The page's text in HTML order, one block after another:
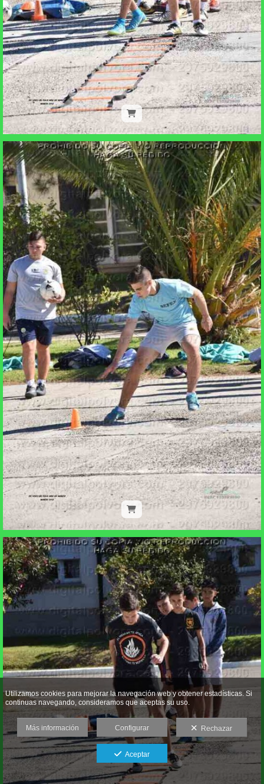
Utilizamos cookies para mejorar la navegación web y obtener estadísticas. Si
continuas navegando, consideramos que aceptas su uso.
Más información Configurar Rechazar
Aceptar